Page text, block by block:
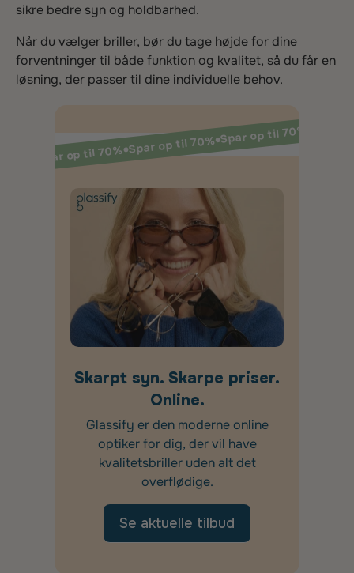
sikre bedre syn og holdbarhed.
Når du vælger briller, bør du tage højde for dine
forventninger til både funktion og kvalitet, så du får en
løsning, der passer til dine individuelle behov.
Spar op til 70% Spar op til 70% Spar op til 70%
Skarpt syn. Skarpe priser.
Online.
Glassify er den moderne online
optiker for dig, der vil have
kvalitetsbriller uden alt det
overflødige.
Se aktuelle tilbud